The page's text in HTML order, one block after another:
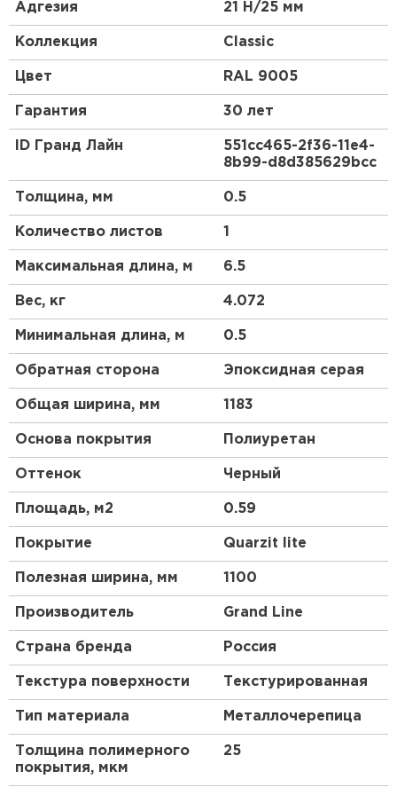
Эта металлочерепица в скандинавском стиле
станет отличным акцентом Вашего дома.
Красивый и гармоничный внешний вид, классика
линий позволяют металлочерепице Classic
органично сочетаться как с природным
ландшафтом, так и с любым архитектурным
стилем самого дома.
Для обустройства кровли компания Grand Line
Ассортимент продукции имеет сертификаты,
подтверждающие ее качество и безопасность
использования.
Адгезия 21 Н/25 мм
Коллекция Classic
Цвет RAL 9005
Гарантия 30 лет
ID Гранд Лайн
551cc465-2f36-11e4-
8b99-d8d385629bcc
Толщина, мм 0.5
Количество листов 1
Максимальная длина, м 6.5
Вес, кг 4.072
Минимальная длина, м 0.5
Обратная сторона Эпоксидная серая
Общая ширина, мм 1183
Основа покрытия Полиуретан
Оттенок Черный
Площадь, м2 0.59
Покрытие Quarzit lite
Полезная ширина, мм 1100
Производитель Grand Line
Страна бренда Россия
Текстура поверхности Текстурированная
Тип материала Металлочерепица
Толщина полимерного
покрытия, мкм
25